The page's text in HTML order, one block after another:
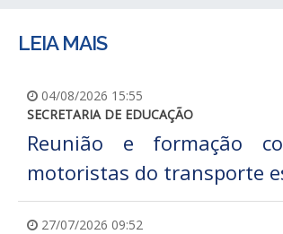
LEIA MAIS
04/08/2026 15:55
SECRETARIA DE EDUCAÇÃO
Reunião e formação
motoristas do transporte
27/07/2026 09:52